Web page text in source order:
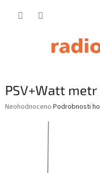
PSV+Watt
Průměrné
Neohodnoceno Podrobnosti